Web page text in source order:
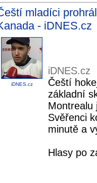
mladíci
- iDNES.cz
iDNES.cz
iDNES.cz
Čeští
základní
Montrealu
Svěřenci
minutě a
Hlasy po